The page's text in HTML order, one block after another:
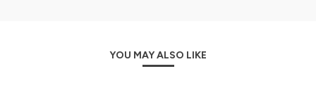
pour plus d'informations.
YOU MAY ALSO LIKE